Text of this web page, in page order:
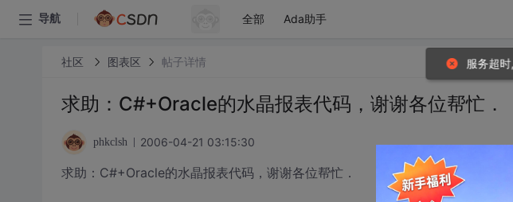
导航 全部 Ada助手
社区 图表区 帖子详情
求助：C#+Oracle的水晶报表代码，谢谢各位帮忙．
phkclsh 2006-04-21 03:15:30
求助：C#+Oracle的水晶报表代码，谢谢各位帮忙．
服务超